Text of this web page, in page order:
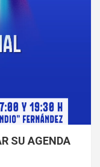
SU AGENDA